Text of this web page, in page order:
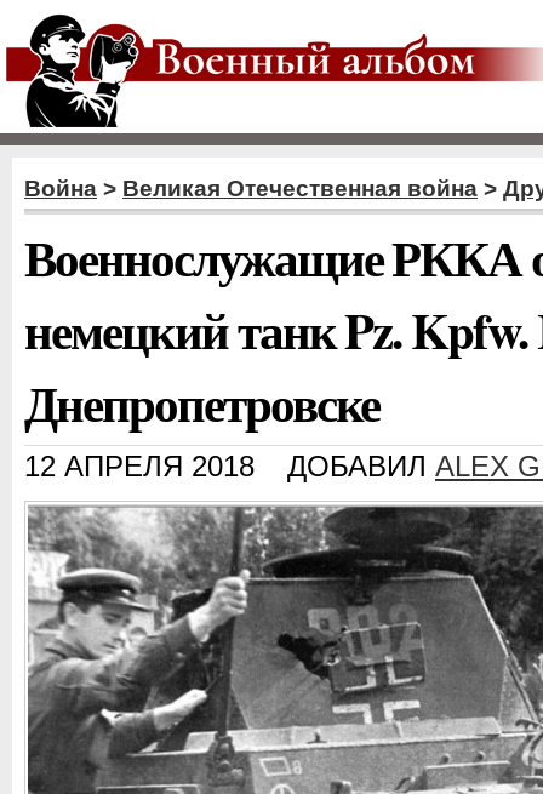
Война > Великая Отечественная война >
Военнослужащие РККА
немецкий танк Pz.
Днепропетровске
12 АПРЕЛЯ 2018 ДОБАВИЛ ALEX